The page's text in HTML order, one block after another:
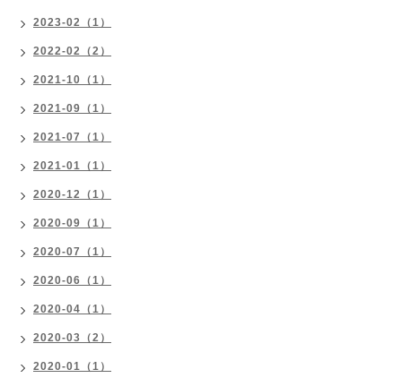
2023-02（1）
2022-02（2）
2021-10（1）
2021-09（1）
2021-07（1）
2021-01（1）
2020-12（1）
2020-09（1）
2020-07（1）
2020-06（1）
2020-04（1）
2020-03（2）
2020-01（1）